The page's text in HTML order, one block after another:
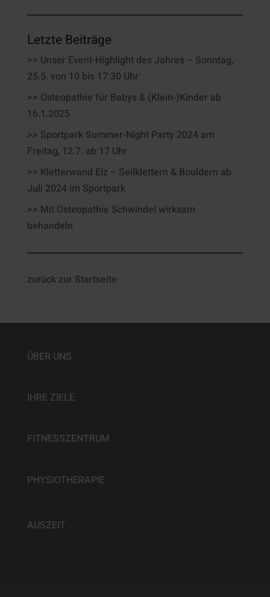
Letzte Beiträge
>> Unser Event-Highlight des Jahres – Sonntag,
25.5. von 10 bis 17:30 Uhr
>> Osteopathie für Babys & (Klein-)Kinder ab
16.1.2025
>> Sportpark Summer-Night Party 2024 am
Freitag, 12.7. ab 17 Uhr
>> Kletterwand Elz – Seilklettern & Bouldern ab
Juli 2024 im Sportpark
>> Mit Osteopathie Schwindel wirksam
behandeln
zurück zur Startseite
ÜBER UNS
IHRE ZIELE
FITNESSZENTRUM
PHYSIOTHERAPIE
AUSZEIT